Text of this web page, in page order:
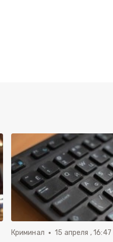
Криминал 15 апреля , 16:47